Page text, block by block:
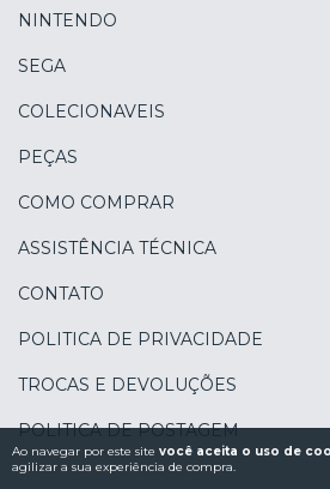
Ao navegar por este site você aceita o uso de
agilizar a sua experiência de compra.
NINTENDO
SEGA
COLECIONAVEIS
PEÇAS
COMO COMPRAR
ASSISTÊNCIA TÉCNICA
CONTATO
POLITICA DE PRIVACIDADE
TROCAS E DEVOLUÇÕES
POLITICA DE POSTAGEM